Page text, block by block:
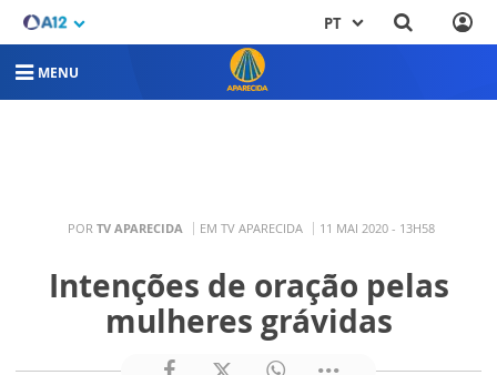
PT
MENU
POR TV APARECIDA EM TV APARECIDA 11 MAI 2020 - 13H58
Intenções de oração pelas
mulheres grávidas